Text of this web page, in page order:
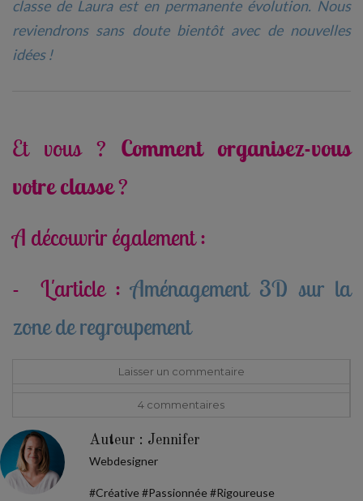
classe de Laura est en permanente évolution. Nous
reviendrons sans doute bientôt avec de nouvelles
idées !
Et vous ? Comment organisez-vous
votre classe?
A découvrir également :
- L'article :Aménagement 3D sur la
zone de regroupement
Laisser un commentaire
4 commentaires
Auteur : Jennifer
Webdesigner
#Créative #Passionnée #Rigoureuse